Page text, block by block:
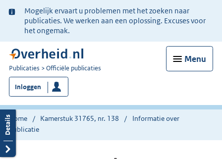
Ter
informatie:
Mogelijk ervaart u problemen met het zoeken naar
publicaties. We werken aan een oplossing. Excuses voor
het ongemak.
Menu
U
bent
nu
hier:
Publicaties Officiële publicaties
Inloggen
Home Kamerstuk 31765, nr. 138
Informatie over
publicatie